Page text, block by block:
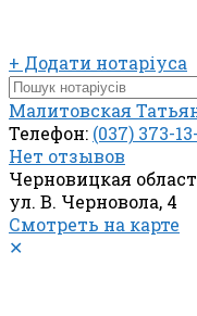
+ Додати нотаріуса
Малитовская
Телефон: (037) 373-
Нет отзывов
Черновицкая
ул. В. Черновола, 4
Смотреть на карте
✕